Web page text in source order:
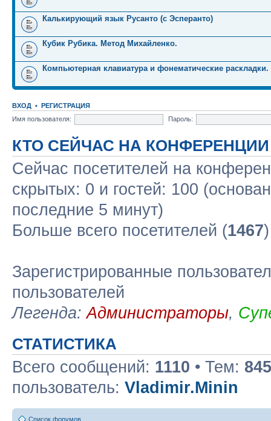
Калькирующий язык Русанто (с Эсперанто)
Кубик Рубика. Метод Михайленко.
Компьютерная клавиатура и фонематические раскладки.
ВХОД • РЕГИСТРАЦИЯ
Имя пользователя:
Пароль:
КТО СЕЙЧАС НА КОНФЕРЕНЦИИ
Сейчас посетителей на
скрытых: 0 и гостей: 100
последние 5 минут)
Больше всего посетителей (1467
Зарегистрированные
пользователей
Легенда:Администраторы,
СТАТИСТИКА
Всего сообщений: 1110 • Тем: 845
пользователь: Vladimir.Minin
Список форумов